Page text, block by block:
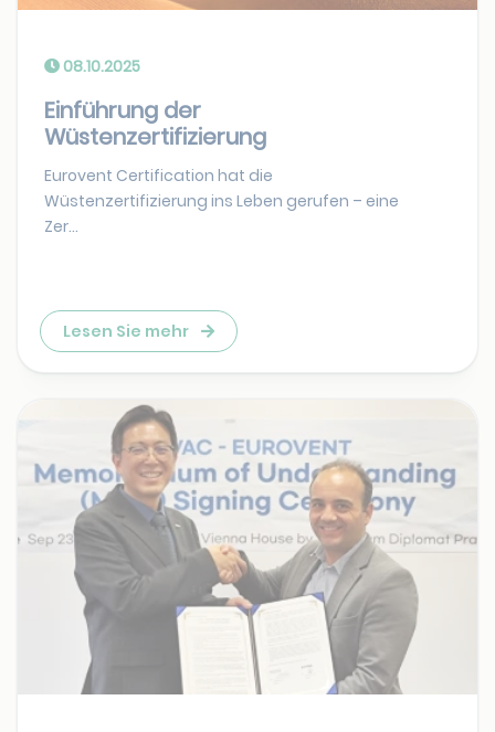
08.10.2025
Einführung der
Wüstenzertifizierung
Eurovent Certification hat die
Wüstenzertifizierung ins Leben gerufen – eine
Zer...
Lesen Sie mehr